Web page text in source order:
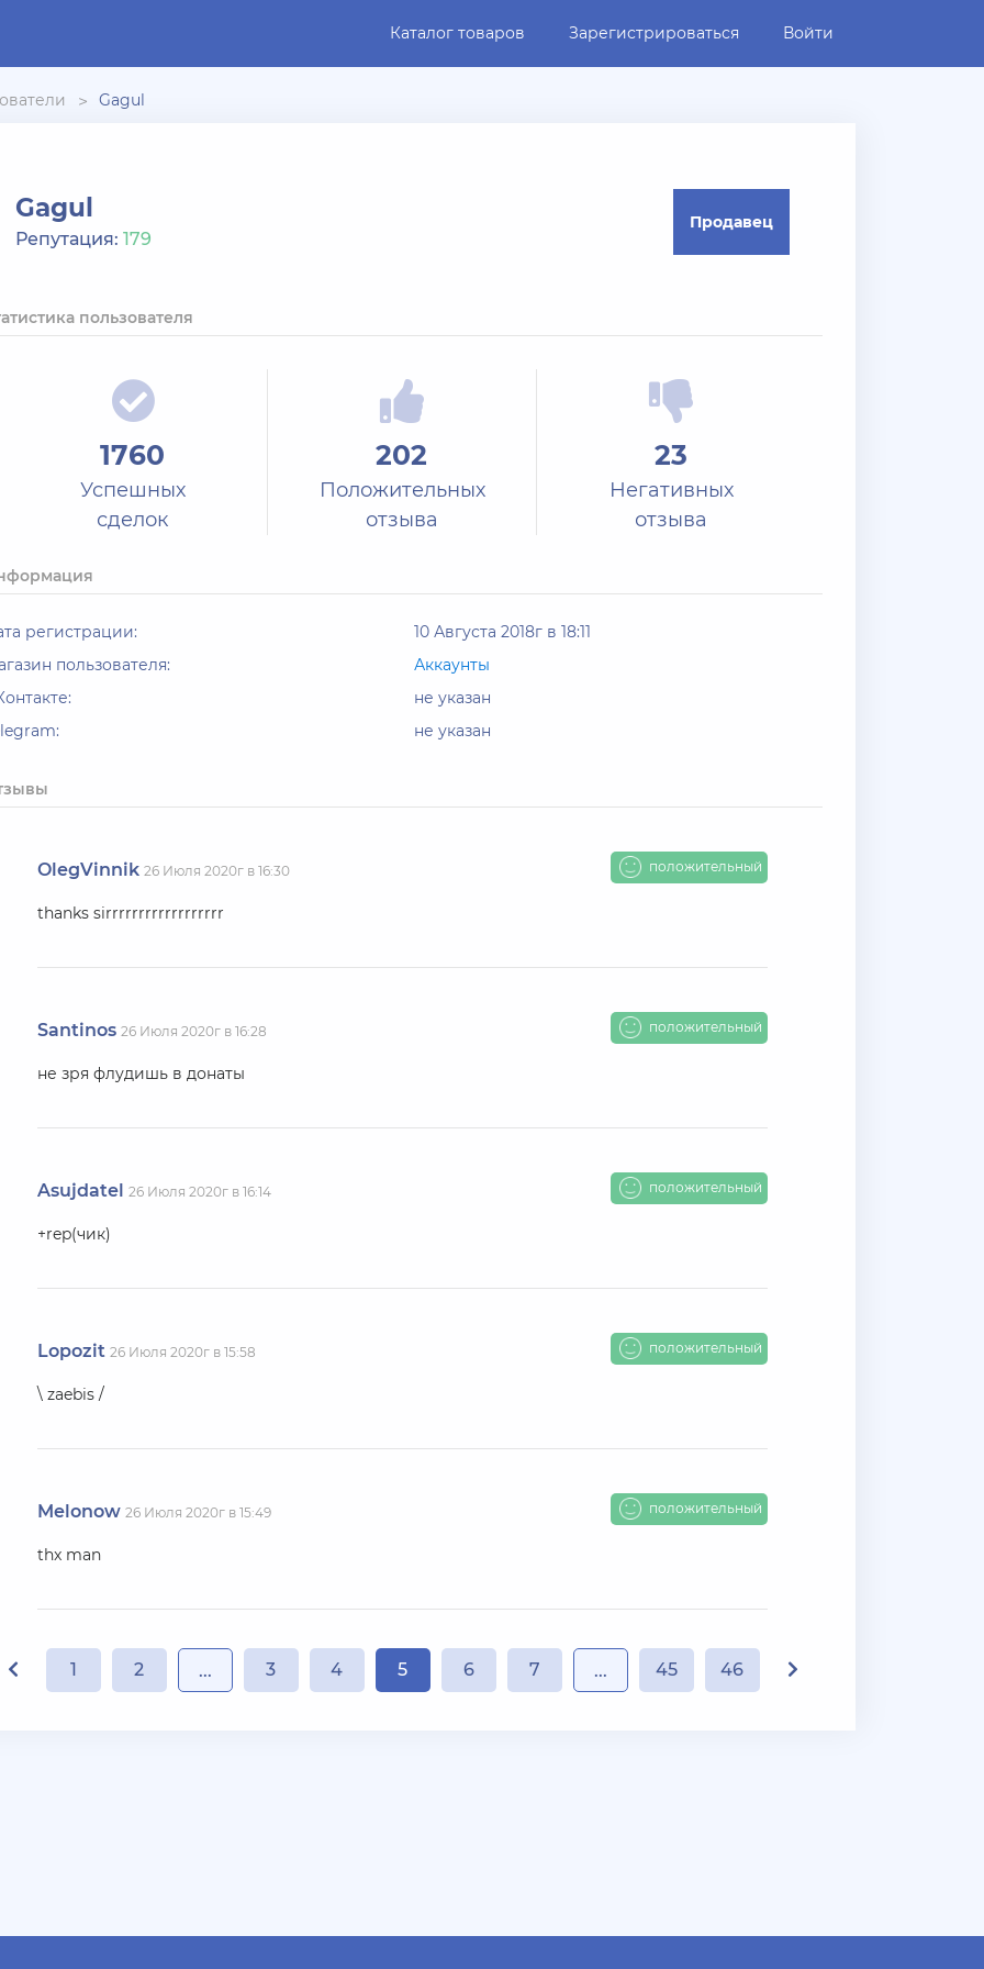
Каталог товаров Зарегистрироваться Войти
Gagul
Gagul
Репутация: 179
Продавец
пользователя
1760
Успешных
сделок
202
Положительных
отзыва
23
Негативных
отзыва
регистрации:
10 Августа 2018г в 18:11
пользователя:
Аккаунты
не указан
не указан
OlegVinnik 26 Июля 2020г в 16:30 положительный
thanks sirrrrrrrrrrrrrrrrrr
Santinos 26 Июля 2020г в 16:28 положительный
не зря флудишь в донаты
Asujdatel 26 Июля 2020г в 16:14 положительный
+rep(чик)
Lopozit 26 Июля 2020г в 15:58 положительный
\ zaebis /
Melonow 26 Июля 2020г в 15:49 положительный
thx man
1 2 ... 3 4 5 6 7 ... 45 46